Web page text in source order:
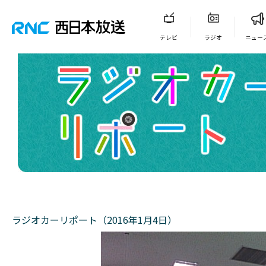
テレビ ラジオ ニュー
ラジオカーリポート（2016年1月4日）